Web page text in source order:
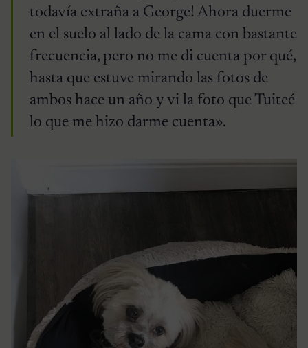
todavía extraña a George! Ahora duerme
en el suelo al lado de la cama con bastante
frecuencia, pero no me di cuenta por qué,
hasta que estuve mirando las fotos de
ambos hace un año y vi la foto que Tuiteé
lo que me hizo darme cuenta».